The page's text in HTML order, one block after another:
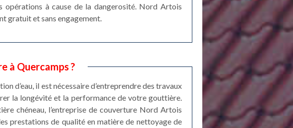
à cause de la dangerosité. Nord Artois
gratuit et sans engagement.
à Quercamps ?
d’eau, il est nécessaire d’entreprendre des travaux
la longévité et la performance de votre gouttière.
chéneau, l’entreprise de couverture Nord Artois
prestations de qualité en matière de nettoyage de